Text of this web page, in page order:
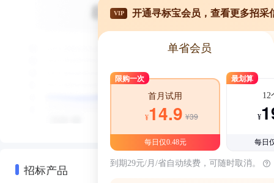
招标产品
VIP 开通寻标宝会员，查看更多招采
单省会员
限购一次
首月试用
¥14.9 ¥39
每日仅0.48元
最划算
12
¥
每日
到期29元/月/省自动续费，可随时取消。